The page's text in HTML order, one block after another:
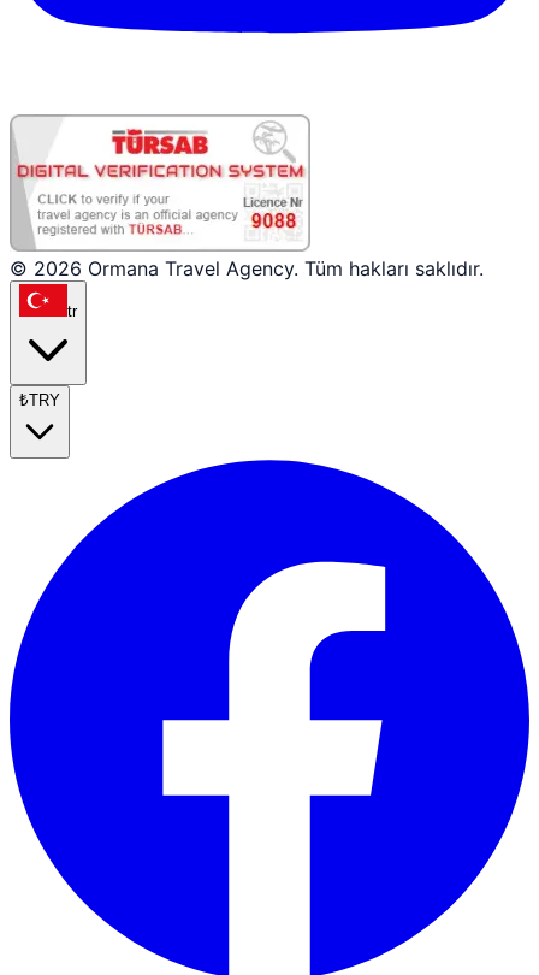
© 2026 Ormana Travel Agency. Tüm hakları saklıdır.
tr
₺TRY